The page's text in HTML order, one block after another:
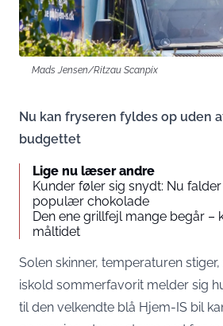
Mads Jensen/Ritzau Scanpix
Nu kan fryseren fyldes op uden
budgettet
Lige nu læser andre
Kunder føler sig snydt: Nu
populær chokolade
Den ene grillfejl mange begår
måltidet
Solen skinner, temperaturen
iskold sommerfavorit melder sig
til den velkendte blå Hjem-IS bil